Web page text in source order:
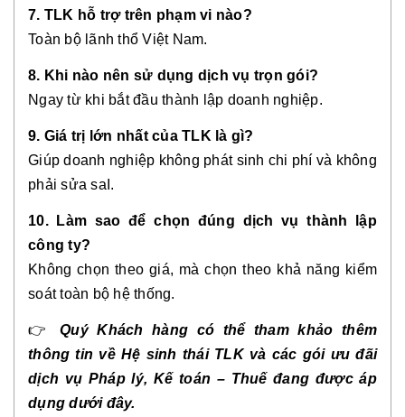
7. TLK hỗ trợ trên phạm vi nào?
Toàn bộ lãnh thổ Việt Nam.
8. Khi nào nên sử dụng dịch vụ trọn gói?
Ngay từ khi bắt đầu thành lập doanh nghiệp.
9. Giá trị lớn nhất của TLK là gì?
Giúp doanh nghiệp không phát sinh chi phí và không
phải sửa saI.
10. Làm sao để chọn đúng dịch vụ thành lập
công ty?
Không chọn theo giá, mà chọn theo khả năng kiểm
soát toàn bộ hệ thống.
👉
Quý Khách hàng có thể tham khảo thêm
thông tin về Hệ sinh thái TLK và các gói ưu đãi
dịch vụ Pháp lý, Kế toán – Thuế đang được áp
dụng dưới đây.